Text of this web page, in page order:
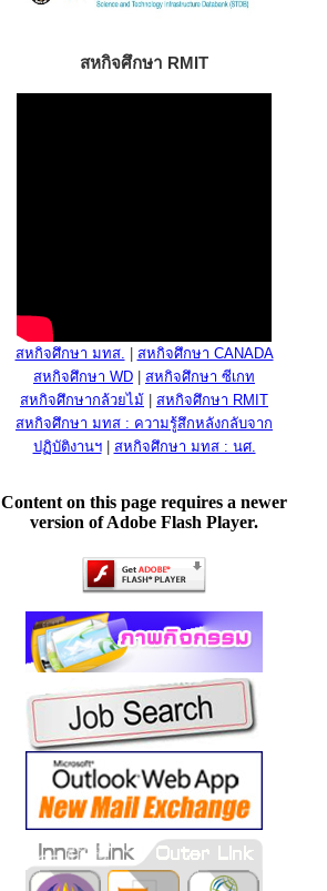
สหกิจศึกษา RMIT
สหกิจศึกษา มทส.
สหกิจศึกษา CANADA
สหกิจศึกษา WD
สหกิจศึกษา ซีเกท
สหกิจศึกษากล้วยไม้
สหกิจศึกษา RMIT
สหกิจศึกษา มทส : ความรู้สึกหลังกลับจาก
ปฏิบัติงานฯ| สหกิจศึกษา มทส : นศ.
Content on this page requires a newer
version of Adobe Flash Player.